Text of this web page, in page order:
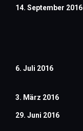
14. September 2016
6. Juli 2016
3. März 2016
29. Juni 2016